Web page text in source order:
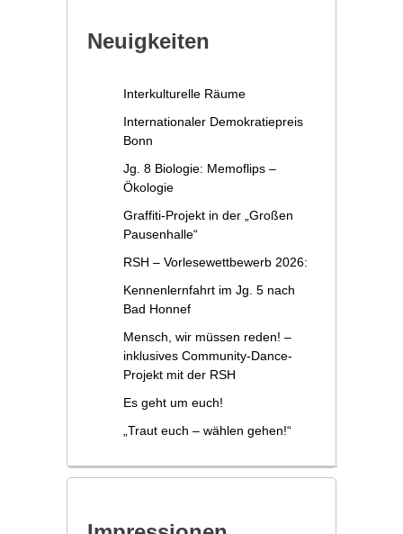
Neuigkeiten
Interkulturelle Räume
Internationaler Demokratiepreis
Bonn
Jg. 8 Biologie: Memoflips –
Ökologie
Graffiti-Projekt in der „Großen
Pausenhalle“
RSH – Vorlesewettbewerb 2026:
Kennenlernfahrt im Jg. 5 nach
Bad Honnef
Mensch, wir müssen reden! –
inklusives Community-Dance-
Projekt mit der RSH
Es geht um euch!
„Traut euch – wählen gehen!“